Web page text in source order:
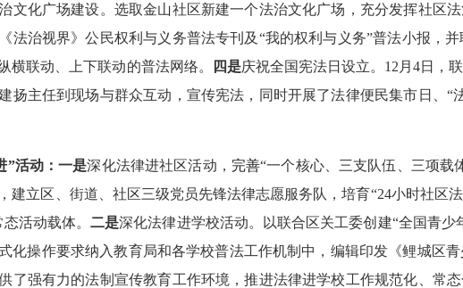
文化广场建设。选取金山社区新建一个法治文化广场，充分发挥社区法
法治视界》公民权利与义务普法专刊及“我的权利与义务”普法小报，
横联动、上下联动的普法网络。
四是庆祝全国宪法日设立。 12 月4日，
扬主任到现场与群众互动，宣传宪法，同时开展了法律便民集市日、“
”活动：一是深化法律进社区活动， 完善“一个核心、三支队伍、三项载
建立区、街道、社区三级党员先锋法律志愿服务队，培育“24小时社区
态活动载体。二是深化法律进学校活动。以联合区关工委创建“全国青
化操作要求纳入教育局和各学校普法工作机制中，编辑印发《鲤城区
了强有力的法制宣传教育工作环境，推进法律进学校工作规范化、常